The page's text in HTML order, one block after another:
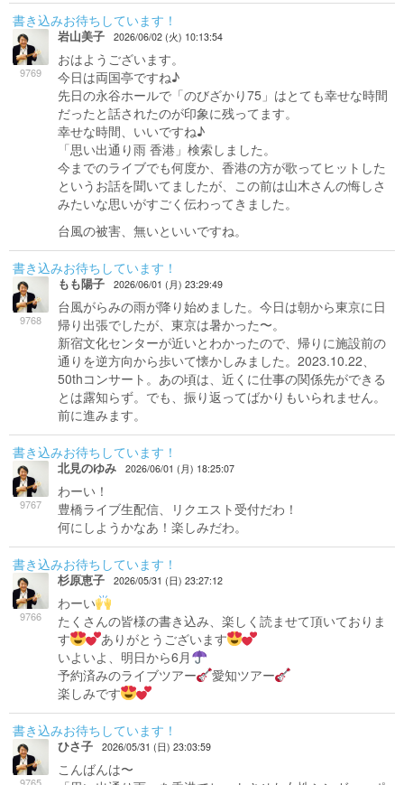
書き込みお待ちしています！
9769
岩山美子 2026/06/02 (火) 10:13:54
おはようございます。
今日は両国亭ですね♪
先日の永谷ホールで「のびざかり75」はとても幸せな時間
だったと話されたのが印象に残ってます。
幸せな時間、いいですね♪
「思い出通り雨 香港」検索しました。
今までのライブでも何度か、香港の方が歌ってヒットした
というお話を聞いてましたが、この前は山木さんの悔しさ
みたいな思いがすごく伝わってきました。
台風の被害、無いといいですね。
書き込みお待ちしています！
9768
もも陽子 2026/06/01 (月) 23:29:49
台風がらみの雨が降り始めました。今日は朝から東京に日
帰り出張でしたが、東京は暑かった〜。
新宿文化センターが近いとわかったので、帰りに施設前の
通りを逆方向から歩いて懐かしみました。2023.10.22、
50thコンサート。あの頃は、近くに仕事の関係先ができる
とは露知らず。でも、振り返ってばかりもいられません。
前に進みます。
書き込みお待ちしています！
9767
北見のゆみ 2026/06/01 (月) 18:25:07
わーい！
豊橋ライブ生配信、リクエスト受付だわ！
何にしようかなあ！楽しみだわ。
書き込みお待ちしています！
9766
杉原恵子 2026/05/31 (日) 23:27:12
わーい
たくさんの皆様の書き込み、楽しく読ませて頂いておりま
す
ありがとうございます
いよいよ、明日から6月
予約済みのライブツアー
愛知ツアー
楽しみです
書き込みお待ちしています！
ひさ子 2026/05/31 (日) 23:03:59
こんばんは〜